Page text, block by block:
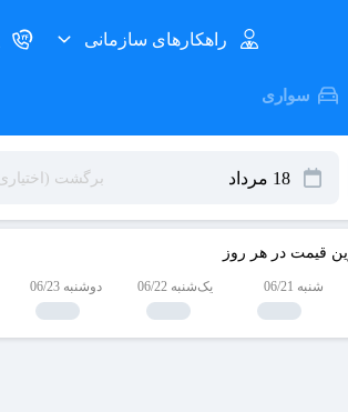
راهکارهای سازمانی
سواری
قیمت در هر روز
شنبه 06/21 یک‌شنبه 06/22 دوشنبه 06/23